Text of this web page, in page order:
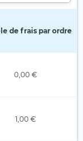
de frais par ordre
0,00 €
1,00 €